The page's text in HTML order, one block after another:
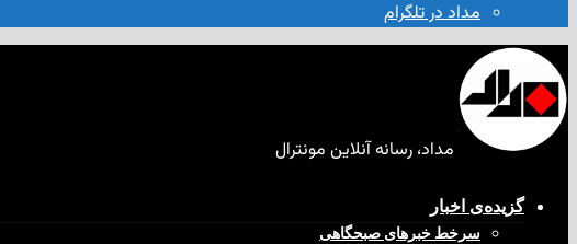
مداد در تلگرام
مداد، رسانه آنلاین مونترال
گزیده‌ی‌ اخبار
سرخط خبرهای صبحگاهی